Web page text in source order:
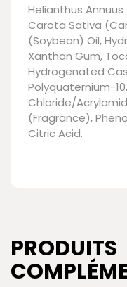
Helianthus
Carota Sativa
(Soybean) Oil,
Xanthan Gum,
Hydrogenated
Polyquaternium-
Chloride/
(Fragrance),
Citric Acid.
PRODUITS